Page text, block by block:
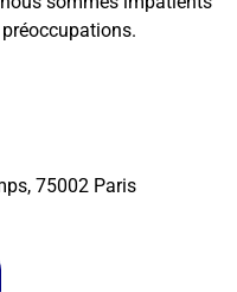
préoccupations.
75002 Paris